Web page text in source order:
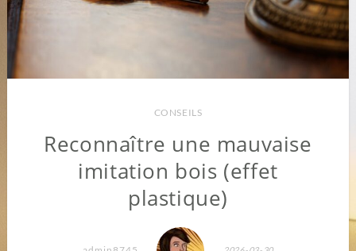
CONSEILS
Reconnaître une mauvaise
imitation bois (effet
plastique)